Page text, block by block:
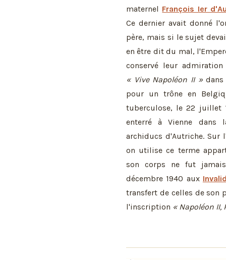
maternel François Ier
Ce dernier avait donné
père, mais si le sujet
en être dit du mal,
conservé leur
« Vive Napoléon II »dans
pour un trône en
tuberculose, le 22 juillet
enterré à Vienne dans
archiducs d'Autriche. Sur
on utilise ce terme
son corps ne fut
décembre 1940 aux
transfert de celles de son
l'inscription « Napoléon II,